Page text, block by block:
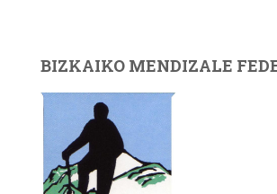
BIZKAIKO MENDIZALE